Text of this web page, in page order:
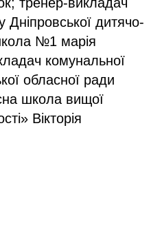
Дніпровської дитячо-
№1 марія
комунальної
обласної ради
школа вищої
Вікторія